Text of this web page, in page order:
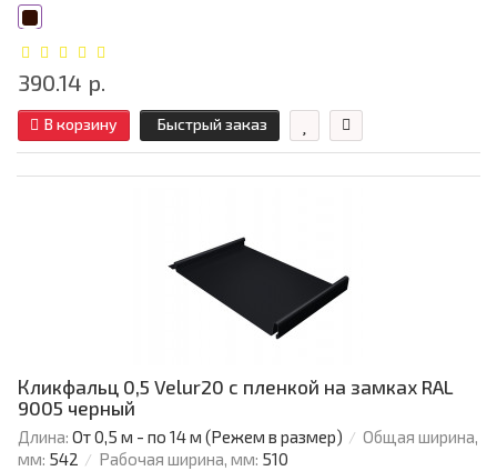
390.14 р.
В корзину Быстрый заказ
Кликфальц 0,5 Velur20 с пленкой на замках RAL
9005 черный
Длина: От 0,5 м - по 14 м (Режем в размер)
Общая ширина,
мм: 542 Рабочая ширина, мм: 510